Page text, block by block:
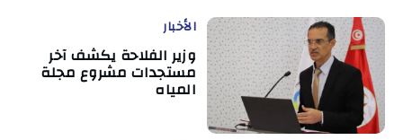
الأخبار
وزير الفلاحة يكشف آخر
مستجدات مشروع مجلة
المياه